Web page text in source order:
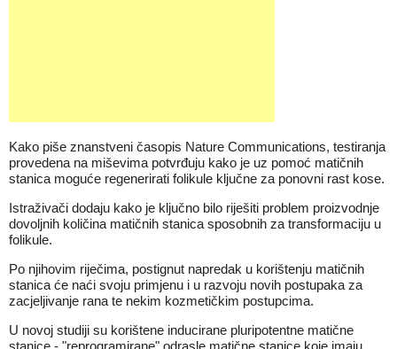
Kako piše znanstveni časopis Nature Communications, testiranja
provedena na miševima potvrđuju kako je uz pomoć matičnih
stanica moguće regenerirati folikule ključne za ponovni rast kose.
Istraživači dodaju kako je ključno bilo riješiti problem proizvodnje
dovoljnih količina matičnih stanica sposobnih za transformaciju u
folikule.
Po njihovim riječima, postignut napredak u korištenju matičnih
stanica će naći svoju primjenu i u razvoju novih postupaka za
zacjeljivanje rana te nekim kozmetičkim postupcima.
U novoj studiji su korištene inducirane pluripotentne matične
stanice - "reprogramirane" odrasle matične stanice koje imaju